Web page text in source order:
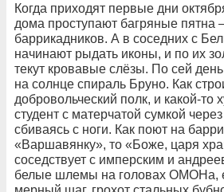
Когда приходят первые дни
дома проступают багряные пятна
баррикадников. А в соседних с
начинают рыдать иконы, и по их
текут кровавые слёзы. По сей день
на солнце спираль Бруно. Как
добровольческий полк, и какой-то
студент с матерчатой сумкой
сбиваясь с ноги. Как поют на
«Варшавянку», то «Боже, царя
соседствует с имперским и
белые шлемы на головах ОМОНа,